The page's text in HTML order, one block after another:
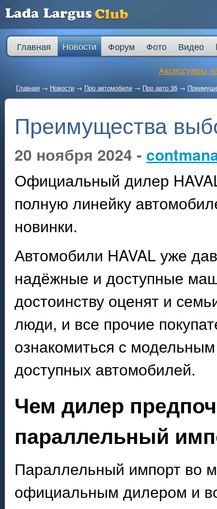
Главная Новости Форум Фото Видео
Аксессуары
Главная → Новости → Про автомобили → Про авто 36 →
Преимущества
20 ноября 2024 -
Официальный дилер
полную линейку
новинки.
Автомобили HAVAL уже
надёжные и доступные
достоинству оценят и
люди, и все прочие
ознакомиться с
доступных автомобилей.
Чем дилер
параллельный
Параллельный импорт во
официальным дилером и